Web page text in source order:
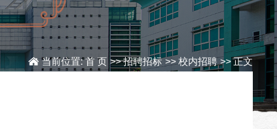
当前位置: 首 页 >> 招聘招标 >> 校内招聘 >> 正文